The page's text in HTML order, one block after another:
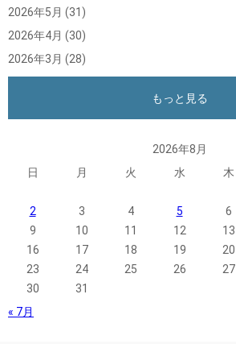
2026年5月 (31)
2026年4月 (30)
2026年3月 (28)
もっと見る
2026年8月
日
月 火 水 木
2
3 4 5 6
9
10 11 12 13
16
17 18 19 20
23
24 25 26 27
30
31
« 7月